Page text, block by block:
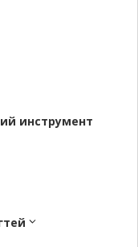
инструмент